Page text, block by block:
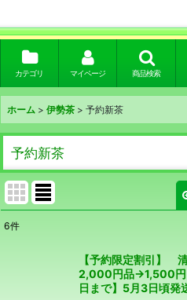
カテゴリ マイページ 商品検索
ホーム > 伊勢茶 > 予約新茶
予約新茶
6件
【予約限定割引】
2,000円品→1,500
日まで】5月3日頃発